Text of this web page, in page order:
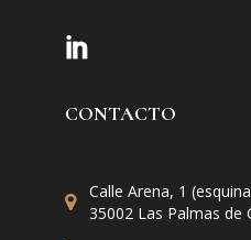
CONTACTO
Calle Arena, 1
35002 Las Palmas de